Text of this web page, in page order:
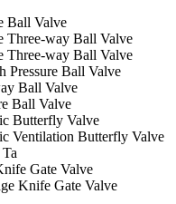
Ball Valve
Three-way Ball Valve
Three-way Ball Valve
Pressure Ball Valve
Ball Valve
Ball Valve
Butterfly Valve
Ventilation Butterfly Valve
Gate Valve
Knife Gate Valve